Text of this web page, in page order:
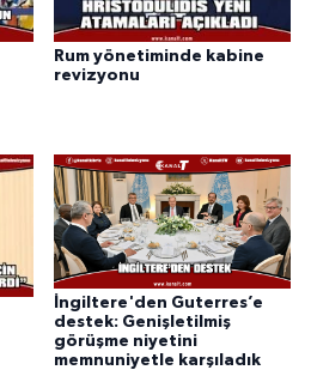
Rum yönetiminde kabine
revizyonu
İngiltere'den Guterres’e
destek: Genişletilmiş
görüşme niyetini
memnuniyetle karşıladık